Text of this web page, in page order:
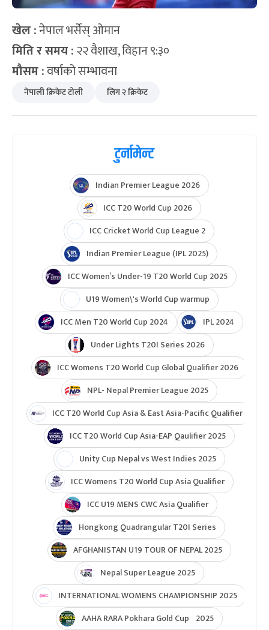
खेल :नेपाल भर्सेस् ओमान
मिति र समय :२२ वैशाख, विहान ९:३०
मौसम :वर्षाको सम्भावना
नेपाली क्रिकेट टोली लिग २ क्रिकेट
टुर्नामेन्ट
Indian Premier League 2026
ICC T20 World Cup 2026
ICC Cricket World Cup League 2
Indian Premier League (IPL 2025)
ICC Women’s Under-19 T20 World Cup 2025
U19 Women\'s World Cup warmup
ICC Men T20 World Cup 2024
IPL 2024
Under Lights T20I Series 2026
ICC Womens T20 World Cup Global Qualifier 2026
NPL- Nepal Premier League 2025
ICC T20 World Cup Asia & East Asia-Pacific Qualifier
ICC T20 World Cup Asia-EAP Qaulifier 2025
Unity Cup Nepal vs West Indies 2025
ICC Womens T20 World Cup Asia Qualifier
ICC U19 MENS CWC Asia Qualifier
Hongkong Quadrangular T20I Series
AFGHANISTAN U19 TOUR OF NEPAL 2025
Nepal Super League 2025
INTERNATIONAL WOMENS CHAMPIONSHIP 2025
AAHA RARA Pokhara Gold Cup 2025